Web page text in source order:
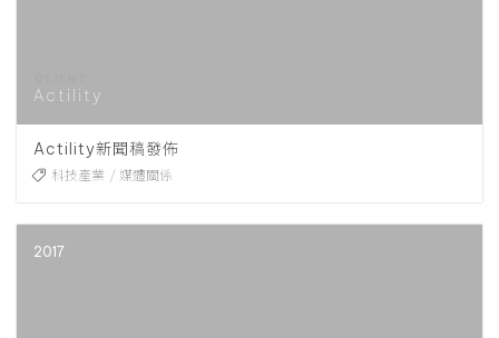
Actility
Actility新聞稿發佈
科技產業 媒體關係
2017